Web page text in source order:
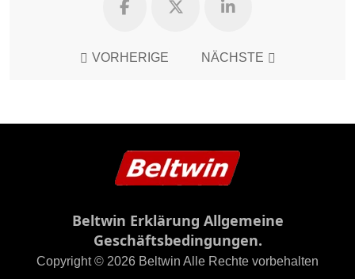
VORHERIGE NÄCHSTE
Beltwin Erklärung Allgemeine
Geschäftsbedingungen.
Copyright © 2026 Beltwin Alle Rechte vorbehalten